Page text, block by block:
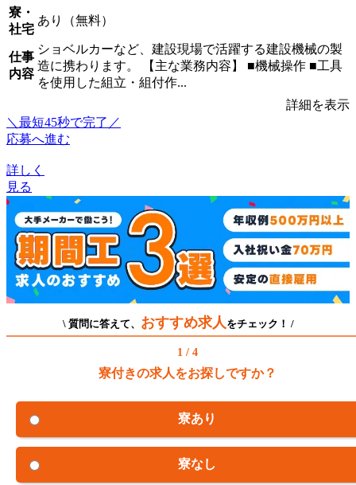
寮・
社宅
あり（無料）
仕事
内容
ショベルカーなど、建設現場で活躍する建設機械の製
造に携わります。 【主な業務内容】 ■機械操作 ■工具
を使用した組立・組付作...
詳細を表示
＼最短45秒で完了／
応募へ進む
詳しく
見る
\ 質問に答えて、 おすすめ求人 をチェック！ /
1 / 4
寮付きの求人をお探しですか？
寮あり
寮なし